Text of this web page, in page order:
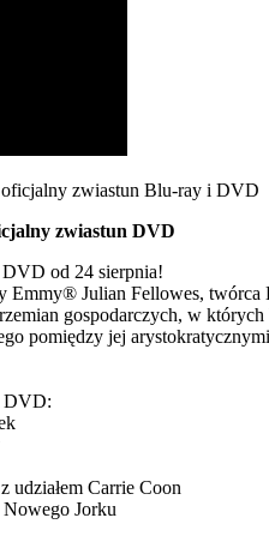
zwiastun Blu-ray i DVD
zwiastun DVD
DVD od 24 sierpnia!
Julian Fellowes,
gospodarczych, w
pomiędzy jej
DVD:
udziałem Carrie Coon
Nowego Jorku